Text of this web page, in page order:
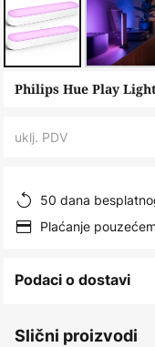
Skip
beginning
the
images
Philips Hue Play
uklj. PDV
50 dana
Plaćanje
Podaci o dostavi
Slični proizvodi